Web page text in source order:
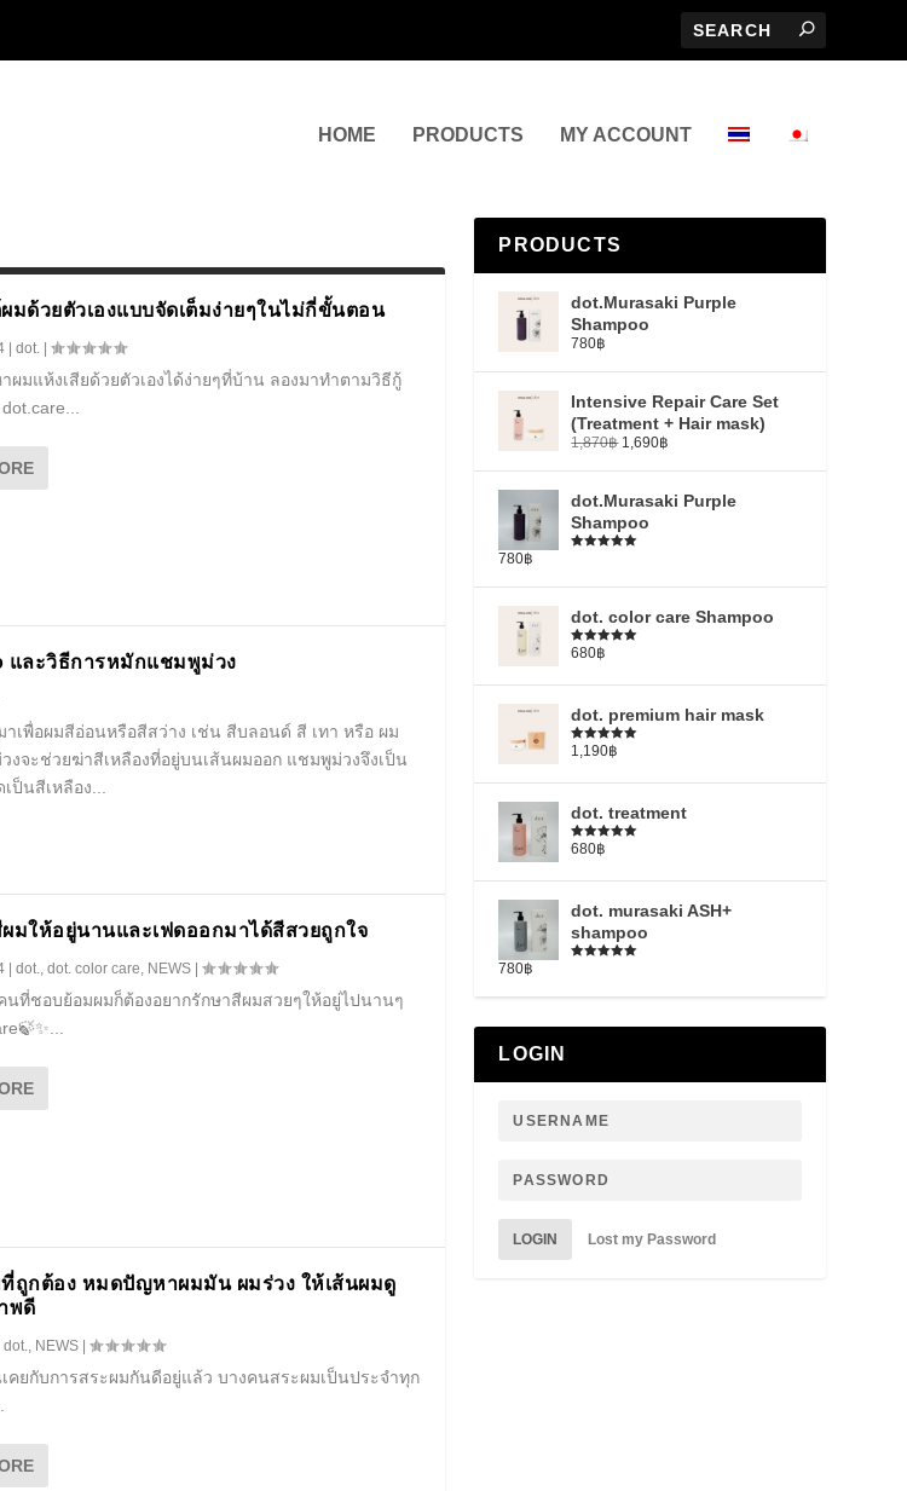
HOME PRODUCTS MY ACCOUNT
มด้วยตัวเองแบบจัดเต็มง่ายๆในไม่กี่ขั้นตอน
| dot.|
ผมแห้งเสียด้วยตัวเองได้ง่ายๆที่บ้าน ลองมาทำตามวิธีกู้
และวิธีการหมักแชมพูม่วง
เพื่อผมสีอ่อนหรือสีสว่าง เช่น สีบลอนด์ สี เทา หรือ ผม
งจะช่วยฆ่าสีเหลืองที่อยู่บนเส้นผมออก แชมพูม่วงจึงเป็น
ป็นสีเหลือง...
มให้อยู่นานและเฟดออกมาได้สีสวยถูกใจ
| dot., dot. color care, NEWS|
นที่ชอบย้อมผมก็ต้องอยากรักษาสีผมสวยๆให้อยู่ไปนานๆ
ถูกต้อง หมดปัญหาผมมัน ผมร่วง ให้เส้นผมดู
พดี
dot. NEWS|
คยกับการสระผมกันดีอยู่แล้ว บางคนสระผมเป็นประจำทุก
PRODUCTS
dot.Murasaki Purple
Shampoo
780฿
Intensive Repair Care Set
(Treatment + Hair mask)
1,870฿ 1,690฿
dot.Murasaki Purple
Shampoo
780฿
dot. color care Shampoo
Rated
680฿
dot. premium hair mask
Rated5.00
1,190฿
dot. treatment
Rated
680฿
dot. murasaki ASH+
shampoo
780฿
LOGIN
LOGIN Lost my Password